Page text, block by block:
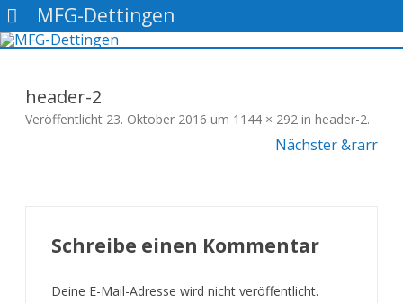
MFG-Dettingen
header-2
Veröffentlicht 23. Oktober 2016 um 1144 × 292 in header-2.
Nächster &rarr
Schreibe einen Kommentar
Deine E-Mail-Adresse wird nicht veröffentlicht.